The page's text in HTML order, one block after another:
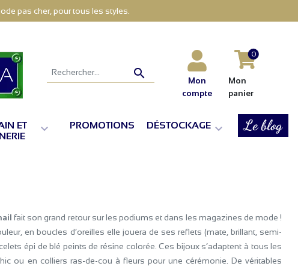
pas cher, pour tous les styles.

Mon
compte
0
Mon
panier
ET
 PROMOTIONS DÉSTOCKAGE  Le blog
fait son grand retour sur les podiums et dans les magazines de mode !
en boucles d’oreilles elle jouera de ses reflets (mate, brillant, semi-
épi de blé peints de résine colorée. Ces bijoux s’adaptent à tous les
ou en colliers ras-de-cou à fleurs pour une cérémonie. De véritables